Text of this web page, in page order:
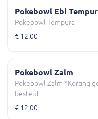
Pokebowl Ebi
Pokebowl Tempura
€ 12,00
Pokebowl Zalm
Pokebowl Zalm *Korting
besteld
€ 12,00